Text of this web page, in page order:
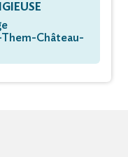
Château-